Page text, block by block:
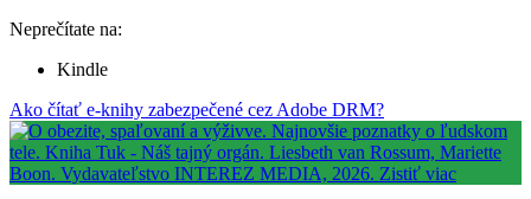
Neprečítate na:
Kindle
Ako čítať e-knihy zabezpečené cez Adobe DRM?